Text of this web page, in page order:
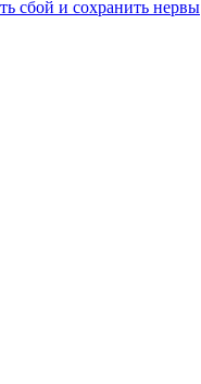
сбой и сохранить нервы